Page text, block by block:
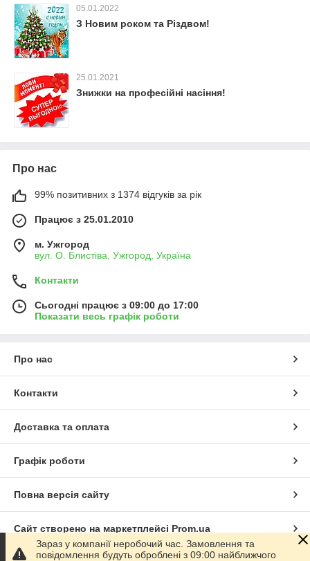
05.01.2022
З Новим роком та Різдвом!
25.01.2021
Знижки на професійні насіння!
Про нас
99% позитивних з 1374 відгуків за рік
Працює з 25.01.2010
м. Ужгород
вул. О. Блистіва, Ужгород, Україна
Контакти
Сьогодні працює з 09:00 до 17:00
Показати весь графік роботи
Про нас
Контакти
Доставка та оплата
Графік роботи
Повна версія сайту
Сайт створено на маркетплейсі Prom.ua
Зараз у компанії неробочий час. Замовлення та
повідомлення будуть оброблені з 09:00 найближчого